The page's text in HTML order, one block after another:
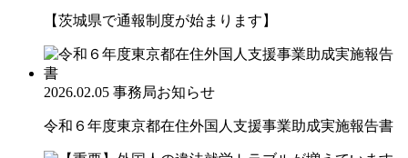
【茨城県で通報制度が始まります】
2026.02.05 事務局お知らせ
令和６年度東京都在住外国人支援事業助成実施報告書